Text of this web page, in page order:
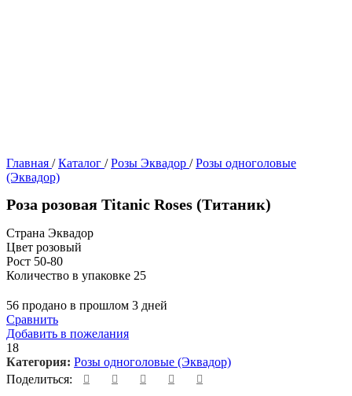
Главная / Каталог / Розы Эквадор / Розы одноголовые
(Эквадор)
Роза розовая Titanic Roses (Титаник)
Страна Эквадор
Цвет розовый
Рост 50-80
Количество в упаковке 25
56 продано в прошлом 3 дней
Сравнить
Добавить в пожелания
18
Категория: Розы одноголовые (Эквадор)
Поделиться: